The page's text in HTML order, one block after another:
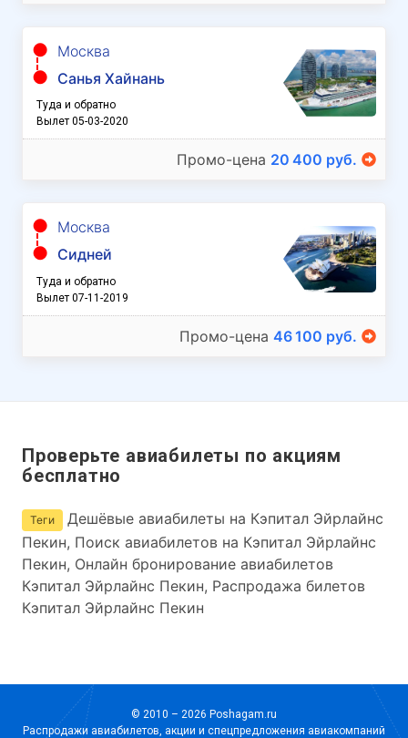
Москва
Санья Хайнань
Туда и обратно
Вылет 05-03-2020
Промо-цена 20 400 руб.
Москва
Сидней
Туда и обратно
Вылет 07-11-2019
Промо-цена 46 100 руб.
Проверьте авиабилеты по акциям
бесплатно
Теги
Дешёвые авиабилеты на Кэпитал Эйрлайнс
Пекин, Поиск авиабилетов на Кэпитал Эйрлайнс
Пекин, Онлайн бронирование авиабилетов
Кэпитал Эйрлайнс Пекин, Распродажа билетов
Кэпитал Эйрлайнс Пекин
© 2010 – 2026 Poshagam.ru
Распродажи авиабилетов, акции и спецпредложения авиакомпаний